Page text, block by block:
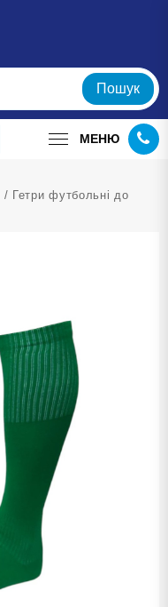
Пошук
МЕНЮ
/ Гетри футбольні до